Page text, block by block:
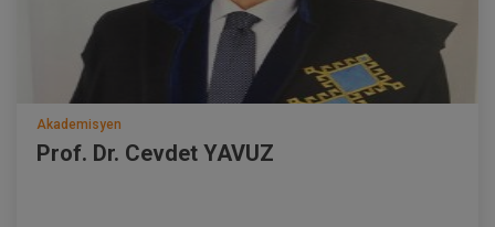
Akademisyen
Prof. Dr. Cevdet YAVUZ